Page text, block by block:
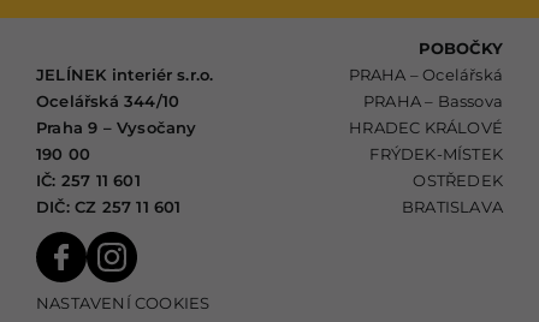
JELÍNEK interiér s.r.o.
Ocelářská 344/10
Praha 9 – Vysočany
190 00
IČ: 257 11 601
DIČ: CZ 257 11 601
POBOČKY
PRAHA – Ocelářská
PRAHA – Bassova
HRADEC KRÁLOVÉ
FRÝDEK-MÍSTEK
OSTŘEDEK
BRATISLAVA
NASTAVENÍ COOKIES